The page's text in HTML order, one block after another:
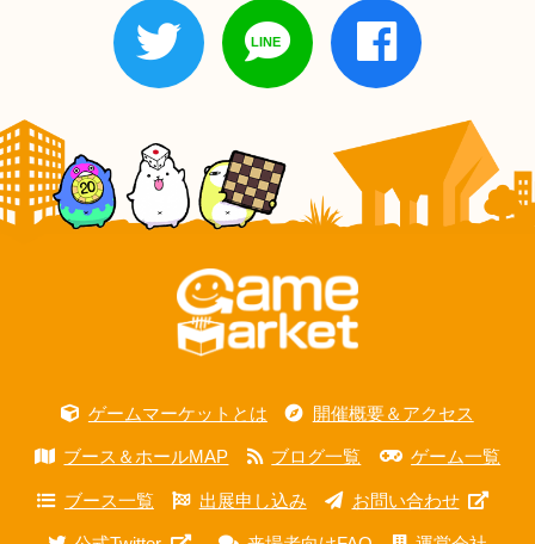
ゲームマーケットとは 開催概要＆アクセス
ブース＆ホールMAP ブログ一覧 ゲーム一覧
ブース一覧 出展申し込み お問い合わせ